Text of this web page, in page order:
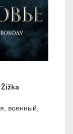
военный,